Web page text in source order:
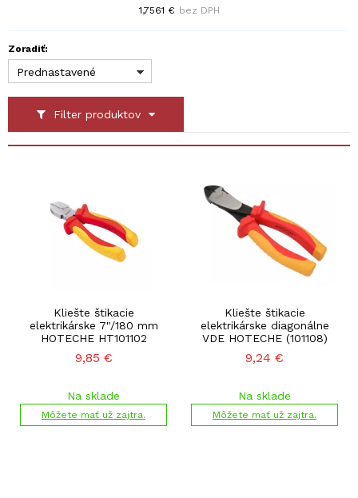
1,7561 € bez DPH
Filter produktov
Zoradiť:
Prednastavené
Kliešte štikacie
elektrikárske 7"/180 mm
HOTECHE HT101102
9,85 €
Na sklade
Môžete mať už zajtra.
Kliešte štikacie
elektrikárske diagonálne
VDE HOTECHE (101108)
9,24 €
Na sklade
Môžete mať už zajtra.